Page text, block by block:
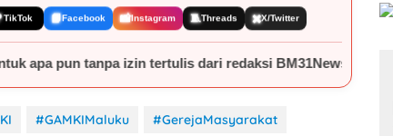
TikTok 📘Facebook 📸Instagram 🧵Threads ✖️X/Twitter
tertulis dari redaksi BM31News.com.
#GAMKIMaluku
#GerejaMasyarakat